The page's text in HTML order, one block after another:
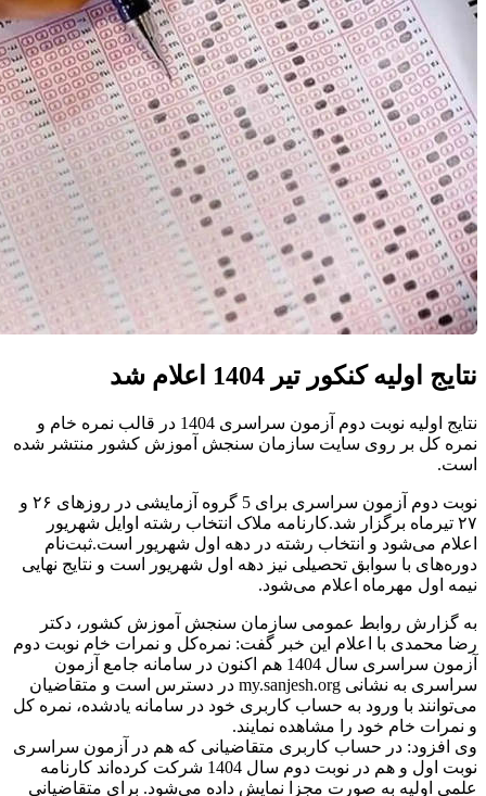
نتایج اولیه کنکور تیر 1404 اعلام شد
نتایج اولیه نوبت دوم آزمون سراسری 1404 در قالب نمره خام و
نمره کل بر روی سایت سازمان سنجش آموزش کشور منتشر شده
است.
نوبت دوم آزمون سراسری برای 5 گروه آزمایشی در روزهای ۲۶ و
۲۷ تیرماه برگزار شد.کارنامه ملاک انتخاب رشته اوایل شهریور
اعلام می‌شود و انتخاب رشته در دهه اول شهریور است.ثبت‌نام
دوره‌های با سوابق تحصیلی نیز دهه اول شهریور است و نتایج نهایی
نیمه اول مهرماه اعلام می‌شود.
به گزارش روابط عمومی سازمان سنجش آموزش كشور، دکتر
رضا محمدی با اعلام این خبر گفت: نمره‌کل و نمرات خام نوبت دوم
آزمون سراسری سال 1404 هم اكنون در سامانه جامع آزمون
سراسری به نشانی my.sanjesh.org در دسترس است و متقاضیان
می‌توانند با ورود به حساب کاربری خود در سامانه یادشده، نمره کل
و نمرات خام خود را مشاهده نمایند.
وی افزود: در حساب کاربری متقاضیانی که هم در آزمون سراسری
نوبت اول و هم در نوبت دوم سال 1404 شرکت کرده‌اند کارنامه
علمی اولیه به صورت مجزا نمایش داده می‌شود. برای متقاضیانی